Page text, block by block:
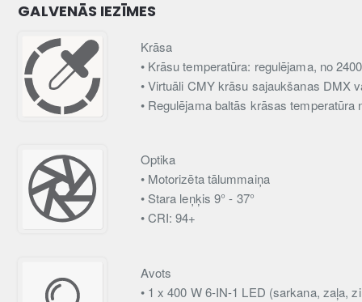
GALVENĀS IEZĪMES
Krāsa
• Krāsu temperatūra: regulējama, no
• Virtuāli CMY krāsu sajaukšanas DMX
• Regulējama baltās krāsas temperatūra
Optika
• Motorizēta tālummaiņa
• Stara leņķis 9° - 37°
• CRI: 94+
Avots
• 1 x 400 W 6-IN-1 LED (sarkana, zaļa,